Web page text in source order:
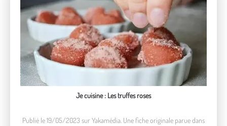
Je cuisine : Les truffes roses
Publié le 19/05/2023 sur Yakamédia. Une fiche originale parue dans